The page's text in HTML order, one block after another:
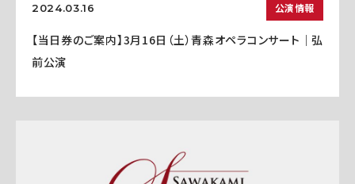
2024.03.16 公演情報
【当日券のご案内】3月16日（土）青森オペラコンサート｜弘
前公演